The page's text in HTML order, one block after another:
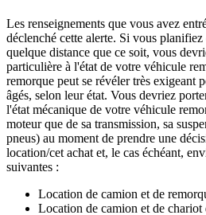
Les renseignements que vous avez
déclenché cette alerte. Si vous
quelque distance que ce soit, vous
particulière à l'état de votre véhicule
remorque peut se révéler très exigeant
âgés, selon leur état. Vous devriez
l'état mécanique de votre véhicule
moteur que de sa transmission, sa
pneus) au moment de prendre une
location/cet achat et, le cas échéant,
suivantes :
Location de camion et de
Location de camion et de chariot